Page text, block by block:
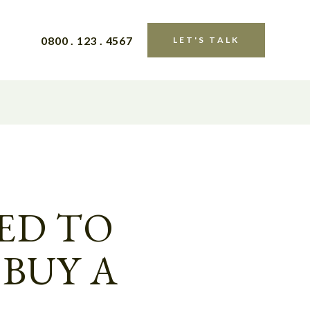
0800 . 123 . 4567 LET'S TALK
TO
A